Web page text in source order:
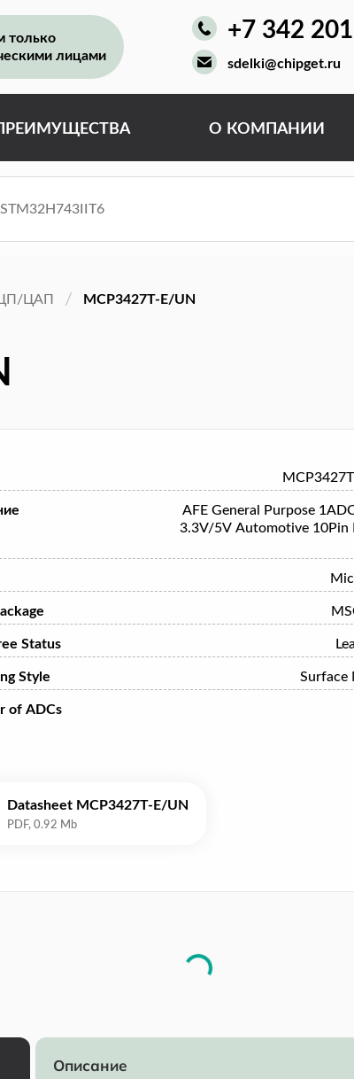
только
лицами
+7 342
sdelki@chipget.ru
О КОМПАНИИ
ЦАП MCP3427T-E/UN
AFE General Purpose
3.3V/5V Automotive 10Pin
Status
Style Surface
of ADCs
Datasheet MCP3427T-E/UN
Описание